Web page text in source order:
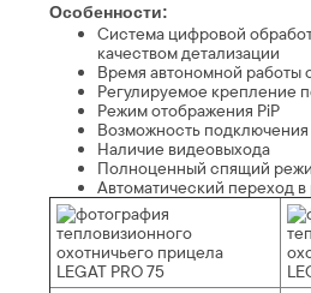
Особенности:
Система цифровой
качеством детализации
Время автономной работы
Регулируемое крепление
Режим отображения PiP
Возможность
Наличие видеовыхода
Полноценный спящий
Автоматический переход